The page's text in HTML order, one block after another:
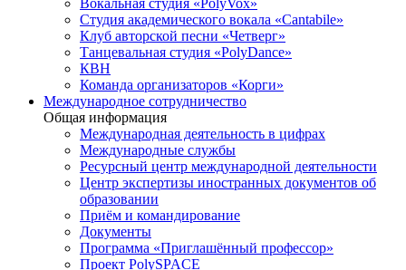
Студия академического вокала «Cantabile»
Клуб авторской песни «Четверг»
Танцевальная студия «PolyDance»
КВН
Команда организаторов «Корги»
Международное сотрудничество
Общая информация
Международная деятельность в цифрах
Международные службы
Ресурсный центр международной деятельности
Центр экспертизы иностранных документов об
образовании
Приём и командирование
Документы
Программа «Приглашённый профессор»
Проект PolySPACE